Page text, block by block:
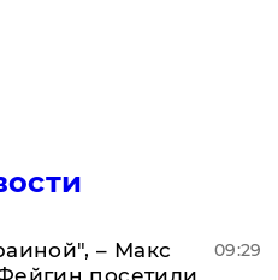
– Макс
посетили
09:29